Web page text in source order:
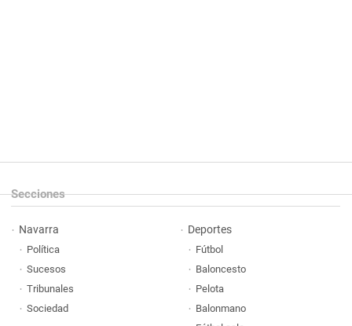
Secciones
Navarra
Política
Sucesos
Tribunales
Sociedad
Deportes
Fútbol
Baloncesto
Pelota
Balonmano